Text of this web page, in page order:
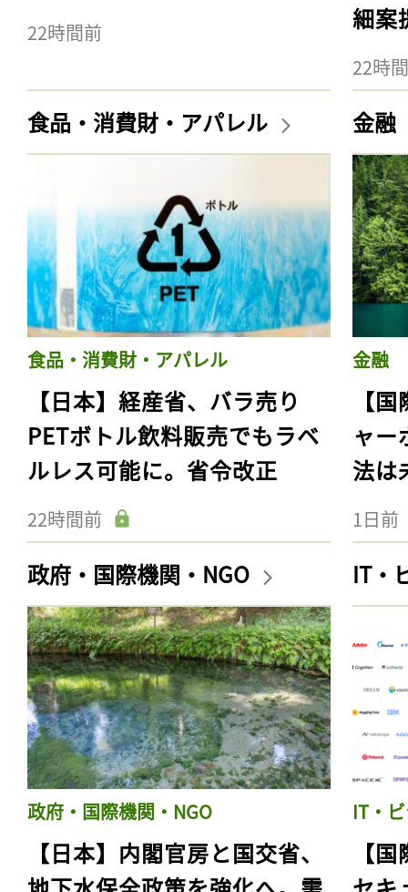
22時間前
細案
22時
食品・消費財・アパレル
食品・消費財・アパレル
【日本】経産省、バラ売り
PETボトル飲料販売でもラベ
ルレス可能に。省令改正
22時間前
金融
金融
【
ャー
法は
1日前
政府・国際機関・NGO
政府・国際機関・NGO
【日本】内閣官房と国交省、
IT・
IT・
【